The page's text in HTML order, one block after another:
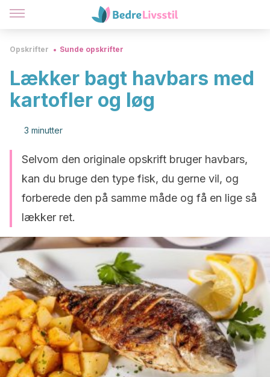
Opskrifter Sunde opskrifter
Lækker bagt havbars med
kartofler og løg
3 minutter
Selvom den originale opskrift bruger havbars,
kan du bruge den type fisk, du gerne vil, og
forberede den på samme måde og få en lige så
lækker ret.